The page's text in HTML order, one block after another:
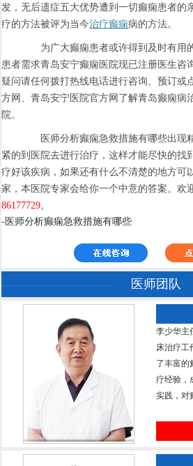
发，无后遗症五大优势遭到一切癫痫患者的
疗的方法被评为当今治疗癫痫病的方法。
为广大癫痫患者或许得到及时有用
患者需求青岛安宁癫痫医院现已注册医生咨
疑问请任何拨打热线电话进行咨询、预订或
方网、青岛安宁医院官方网了解青岛癫痫病
院。
医师分析癫痫急救措施有哪些出现
紧的到医院去进行治疗，这样才能尽快的找
疗好该疾病，如果还有什么不清楚的地方可
家，本医院专家会给你一个中意的答案。欢
86177729。
-医师分析癫痫急救措施有哪些
医师团队
李少华主
床治疗工
了丰富的
疗经验，
实践，对